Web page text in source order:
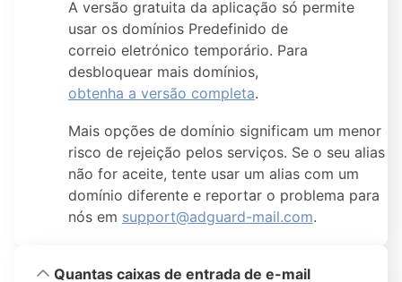
A versão gratuita da aplicação só permite
usar os domínios Predefinido de
correio eletrónico temporário. Para
desbloquear mais domínios,
obtenha a versão completa.
Mais opções de domínio significam um menor
risco de rejeição pelos serviços. Se o seu alias
não for aceite, tente usar um alias com um
domínio diferente e reportar o problema para
nós em support@adguard-mail.com.
Quantas caixas de entrada de e-mail